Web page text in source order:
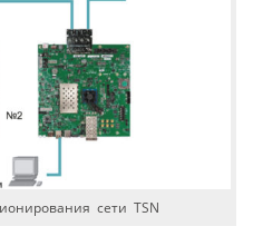
сети TSN